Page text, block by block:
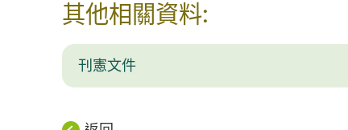
其他相關資料:
刊憲文件